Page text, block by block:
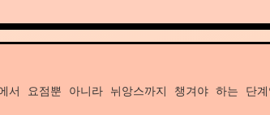
요점뿐 아니라 뉘앙스까지 챙겨야 하는 단계